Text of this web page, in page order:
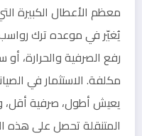
معظم الأعطال الكبيرة
يُغيّر في موعده ترك
رفع الصرفية والحرارة،
مكلفة. الاستثمار في
يعيش أطول، صرفية أقل،
المتنقلة تحصل على هذه